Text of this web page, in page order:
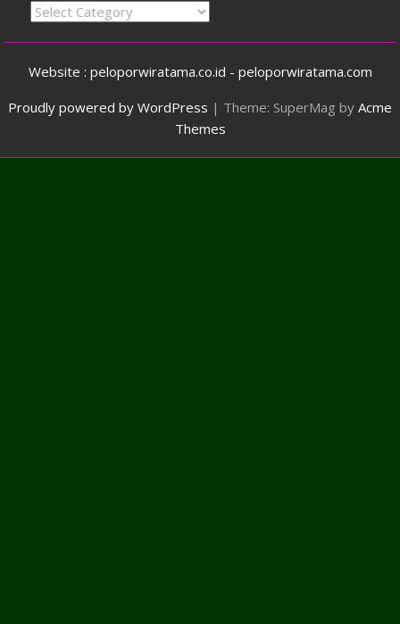
Categories
Website : peloporwiratama.co.id - peloporwiratama.com
Proudly powered by WordPress | Theme: SuperMag by Acme
Themes